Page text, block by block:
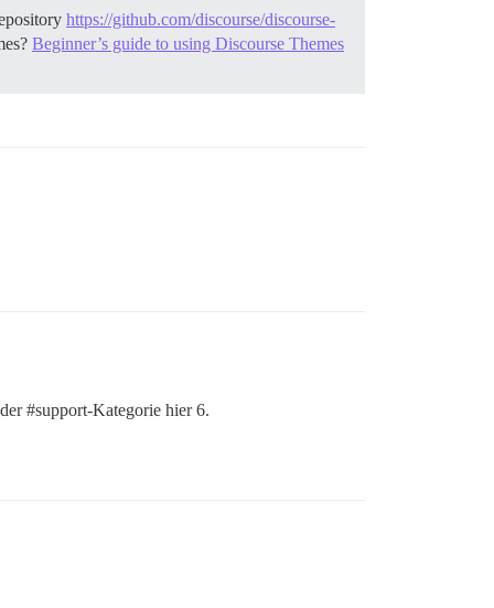
https://github.com/discourse/discourse-
Beginner’s guide to using Discourse Themes
#support-Kategorie hier 6.